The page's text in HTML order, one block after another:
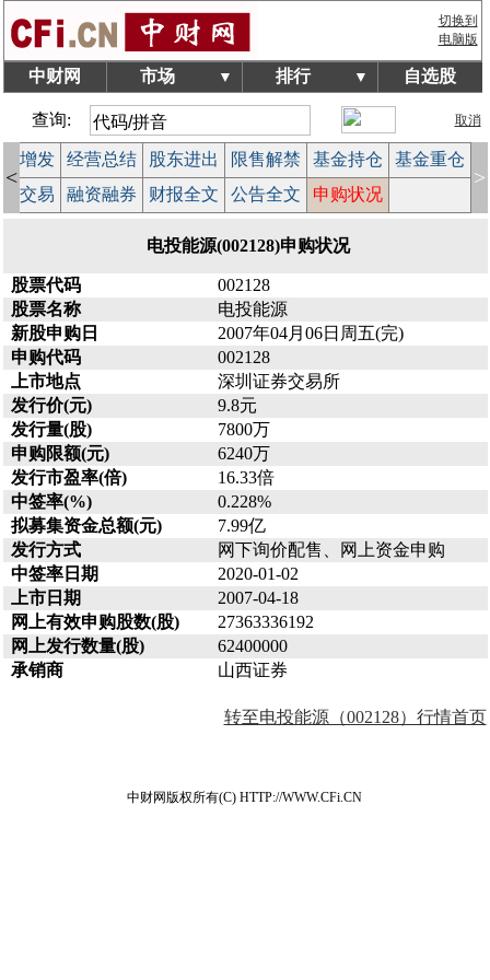
切换到
电脑版
中财网 市场 ▼ 排行 ▼ 自选股
查询: 取消
<
增发 经营总结 股东进出 限售解禁 基金持仓
基金重仓
交易
融资融券 财报全文 公告全文 申购状况
>
电投能源(002128)申购状况
股票代码
002128
股票名称
电投能源
新股申购日
2007年04月06日周五(完)
申购代码
002128
上市地点
深圳证券交易所
发行价(元)
9.8元
发行量(股)
7800万
申购限额(元)
6240万
发行市盈率(倍)
16.33倍
中签率(%)
0.228%
拟募集资金总额(元)
7.99亿
发行方式
网下询价配售、网上资金申购
中签率日期
2020-01-02
上市日期
2007-04-18
网上有效申购股数(股)
27363336192
网上发行数量(股)
62400000
承销商
山西证券
转至电投能源（002128）行情首页
中财网版权所有(C) HTTP://WWW.CFi.CN